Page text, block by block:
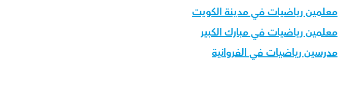
معلمين رياضيات في مدينة الكويت
معلمين رياضيات في مبارك الكبير
مدرسين رياضيات في الفروانية